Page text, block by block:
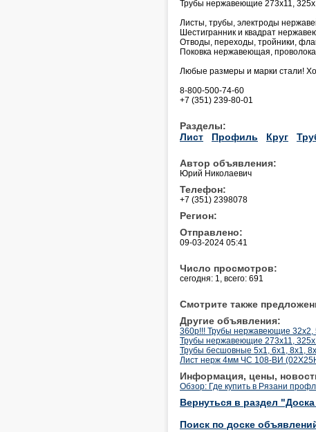
Трубы нержавеющие 273х11,
Листы, трубы, электроды
Шестигранник и квадрат
Отводы, переходы, тройники,
Поковка нержавеющая, проволока.
Любые размеры и марки стали!
8-800-500-74-60
+7 (351) 239-80-01
Разделы:
Лист
Профиль Круг
Автор объявления:
Юрий Николаевич
Телефон:
+7 (351) 2398078
Регион:
Отправлено:
09-03-2024 05:41
Число просмотров:
сегодня: 1, всего: 691
Смотрите также
Другие объявления:
360р!!! Трубы нержавеющие 32х2,
Трубы нержавеющие 273х11,
Трубы бесшовные 5х1, 6х1, 8х1,
Лист нерж 4мм ЧС 108-ВИ
Информация, цены,
Обзор: Где купить в Рязани
Вернуться в раздел
Поиск по доске